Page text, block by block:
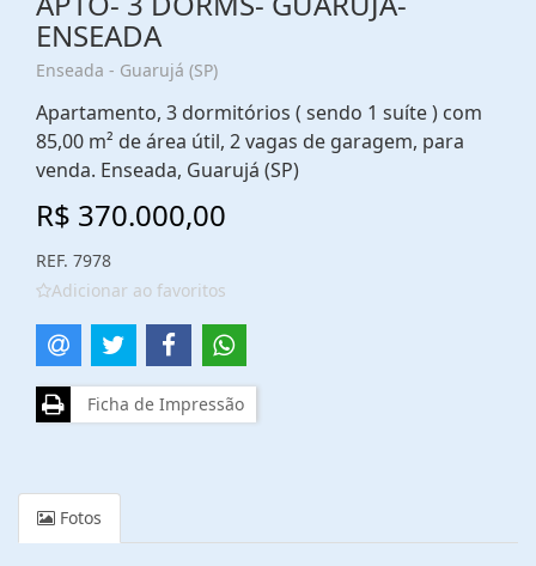
ENSEADA
Enseada - Guarujá (SP)
Apartamento, 3 dormitórios ( sendo 1 suíte ) com
85,00 m² de área útil, 2 vagas de garagem, para
venda. Enseada, Guarujá (SP)
R$ 370.000,00
REF. 7978
Adicionar ao favoritos
Ficha de Impressão
Fotos